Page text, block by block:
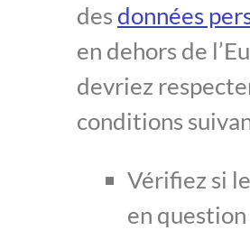
des données
en dehors de
devriez
conditions
Vérifiez si
en